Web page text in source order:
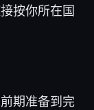
按你所在国
期准备到完